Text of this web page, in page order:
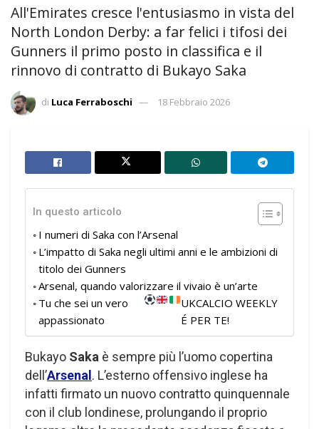
All'Emirates cresce l'entusiasmo in vista del
North London Derby: a far felici i tifosi dei
Gunners il primo posto in classifica e il
rinnovo di contratto di Bukayo Saka
di Luca Ferraboschi 18 Febbraio 2026
In questo articolo
I numeri di Saka con l’Arsenal
L’impatto di Saka negli ultimi anni e le ambizioni di
titolo dei Gunners
Arsenal, quando valorizzare il vivaio è un’arte
Tu che sei un vero
appassionato
UKCALCIO WEEKLY
É PER TE!
Bukayo Saka è sempre più l’uomo copertina
dell’Arsenal. L’esterno offensivo inglese ha
infatti firmato un nuovo contratto quinquennale
con il club londinese, prolungando il proprio